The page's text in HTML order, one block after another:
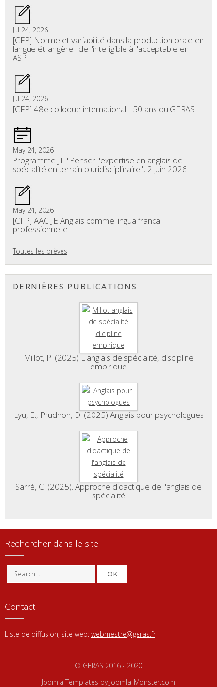
Jul 24, 2026
[CFP] Norme et variabilité dans la production orale en
langue étrangère : de l'intelligible à l'acceptable en
ASP
Jul 24, 2026
[CFP] 48e colloque international - 50 ans du GERAS
May 24, 2026
Programme JE "Penser l'expertise en anglais de
spécialité en terrain pluridisciplinaire", 2 juin 2026
May 24, 2026
[CFP] AAC JE Anglais comme lingua franca
professionnelle
Toutes les brèves
DERNIÈRES PUBLICATIONS
Millot, P. (2025) L'anglais de spécialité, discipline
empirique
Lyu, E., Prudhon, D. (2025) Anglais pour psychologues
Sarré, C. (2025). Approche didactique de l'anglais de
spécialité
Rechercher dans le site
OK
Contact
Liste de diffusion, site web: webmestre@geras.fr
© GERAS 2016 - 2020
Joomla Templates by Joomla-Monster.com